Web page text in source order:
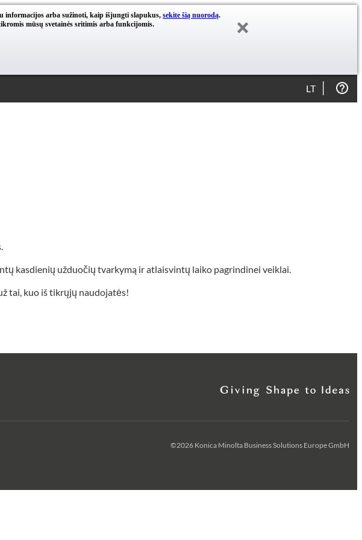
informacijos arba sužinoti, kaip išjungti slapukus, sekite šią nuorodą.
mūsų svetainės sritimis arba funkcijomis.
LT
kasdienių užduočių tvarkymą ir atlaisvintų laiko pagrindinei veiklai.
tai, kuo iš tikrųjų naudojatės!
©2026 Konica Minolta Business Solutions Europe GmbH